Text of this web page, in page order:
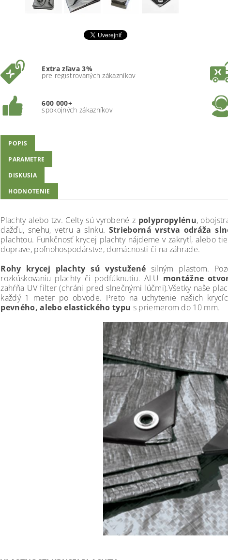
Extra zľava 3%
pre registrovaných zákazníkov
600 000+
spokojných zákazníkov
POPIS
PARAMETRE
DISKUSIA
HODNOTENIE
Plachty alebo tzv. Celty sú vyrobené z polypropylénu,
dažďu, snehu, vetru a slnku. Strieborná vrstva odráža
plachtou. Funkčnosť krycej plachty nájdeme v zakrytí, alebo
doprave, poľnohospodárstve, domácnosti či na záhrade.
Rohy krycej plachty sú vystužené silným plastom.
rozkúskovaniu plachty či podfúknutiu. ALU montážne
zahŕňa UV filter (chráni pred slnečnými lúčmi).Všetky naše
každý 1 meter po obvode. Preto na uchytenie našich
pevného, alebo elastického typu s priemerom do 10 mm.